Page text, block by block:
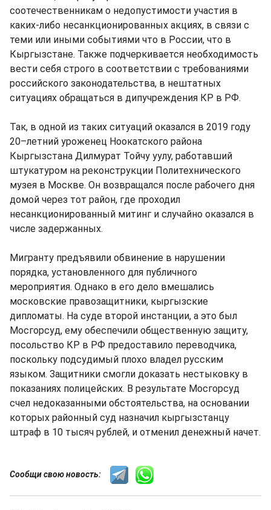
соотечественникам о недопустимости участия в
каких-либо несанкционированных акциях, в связи с
теми или иными событиями что в России, что в
Кыргызстане. Также подчеркивается необходимость
вести себя строго в соответствии с требованиями
российского законодательства, в нештатных
ситуациях обращаться в дипучреждения КР в РФ.
Так, в одной из таких ситуаций оказался в 2019 году
20–летний уроженец Ноокатского района
Кыргызстана Дилмурат Тойчу уулу, работавший
штукатуром на реконструкции Политехнического
музея в Москве. Он возвращался после рабочего дня
домой через тот район, где проходил
несанкционированный митинг и случайно оказался в
числе задержанных.
Мигранту предъявили обвинение в нарушении
порядка, установленного для публичного
мероприятия. Однако в его дело вмешались
московские правозащитники, кыргызские
дипломаты. На суде второй инстанции, а это был
Мосгорсуд, ему обеспечили общественную защиту,
посольство КР в РФ предоставило переводчика,
поскольку подсудимый плохо владел русским
языком. Защитники смогли доказать нестыковку в
показаниях полицейских. В результате Мосгорсуд
счел недоказанными обстоятельства, на основании
которых районный суд назначил кыргызстанцу
штраф в 10 тысяч рублей, и отменил денежный начет.
Сообщи свою новость: